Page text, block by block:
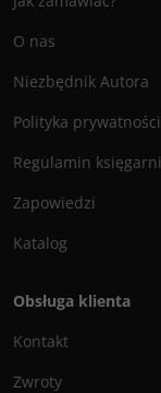
O nas
Niezbędnik Autora
Polityka prywatności
Regulamin księgarni
Zapowiedzi
Katalog
Obsługa klienta
Kontakt
Zwroty